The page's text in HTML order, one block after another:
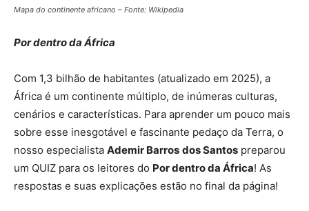
Mapa do continente africano – Fonte: Wikipedia
Por dentro da África
Com 1,3 bilhão de habitantes (atualizado em 2025), a
África é um continente múltiplo, de inúmeras culturas,
cenários e características. Para aprender um pouco mais
sobre esse inesgotável e fascinante pedaço da Terra, o
nosso especialista Ademir Barros dos Santos preparou
um QUIZ para os leitores do Por dentro da África! As
respostas e suas explicações estão no final da página!